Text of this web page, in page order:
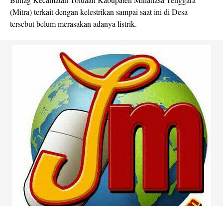
(Mitra) terkait dengan kelestrikan sampai saat ini di Desa
tersebut belum merasakan adanya listrik.